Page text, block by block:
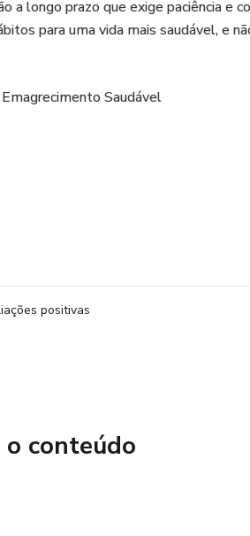
a longo prazo que exige paciência e
para uma vida mais saudável, e
Saudável
é fundamental para queimar
essencial para o sucesso a longo prazo.
alimentares inadequadas.
positivas
o conteúdo